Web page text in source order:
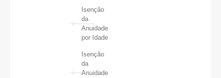
Isenção
da
Anuidade
por Idade
Isenção
da
Anuidade